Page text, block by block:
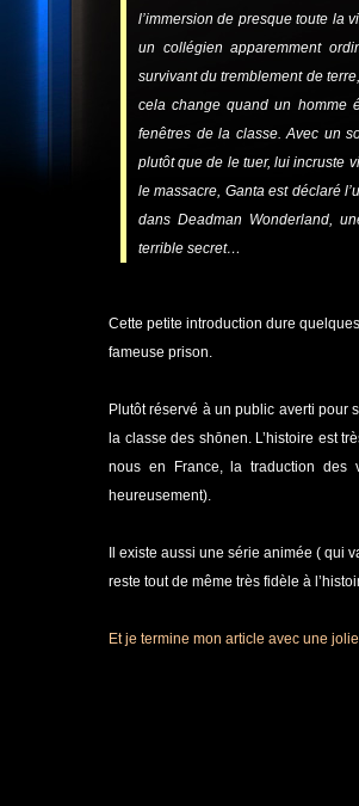
l’immersion de presque toute la
un collégien apparemment
survivant du tremblement de
cela change quand un homme
fenêtres de la classe. Avec un
plutôt que de le tuer, lui incruste
le massacre, Ganta est déclaré
dans Deadman Wonderland,
terrible secret…
Cette petite introduction dure
fameuse prison.
Plutôt réservé à un public averti pour
la classe des shōnen. L’histoire est
nous en France, la traduction des
heureusement).
Il existe aussi une série animée ( qui
reste tout de même très fidèle à
Et je termine mon article avec une